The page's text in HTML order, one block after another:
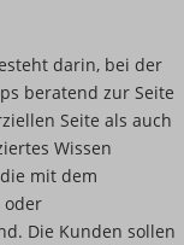
darin, bei der
beratend zur Seite
Seite als auch
Wissen
mit dem
oder
Die Kunden sollen